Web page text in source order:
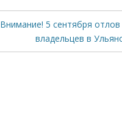
Внимание! 5 сентября
владельцев в